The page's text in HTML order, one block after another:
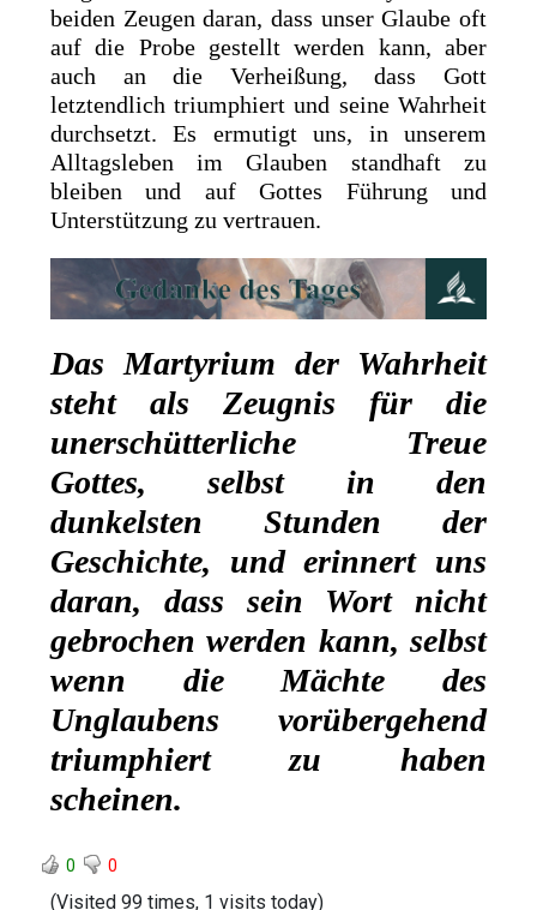
beiden Zeugen daran, dass unser Glaube oft
auf die Probe gestellt werden kann, aber
auch an die Verheißung, dass Gott
letztendlich triumphiert und seine Wahrheit
durchsetzt. Es ermutigt uns, in unserem
Alltagsleben im Glauben standhaft zu
bleiben und auf Gottes Führung und
Unterstützung zu vertrauen.
Das Martyrium der Wahrheit
steht als Zeugnis für die
unerschütterliche Treue
Gottes, selbst in den
dunkelsten Stunden der
Geschichte, und erinnert uns
daran, dass sein Wort nicht
gebrochen werden kann, selbst
wenn die Mächte des
Unglaubens vorübergehend
triumphiert zu haben
scheinen.
0 0
(Visited 99 times, 1 visits today)